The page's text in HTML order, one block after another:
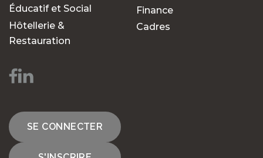
Éducatif et Social
Hôtellerie &
Restauration
Finance
Cadres
SE CONNECTER